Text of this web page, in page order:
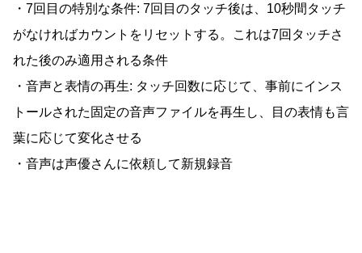
・7回目の特別な条件: 7回目のタッチ後は、10秒間タッチ
がなければカウントをリセットする。これは7回タッチさ
れた後のみ適用される条件
・音声と表情の再生: タッチ回数に応じて、事前にインス
トールされた固定の音声ファイルを再生し、目の表情も言
葉に応じて変化させる
・音声は声優さんに依頼して新規録音